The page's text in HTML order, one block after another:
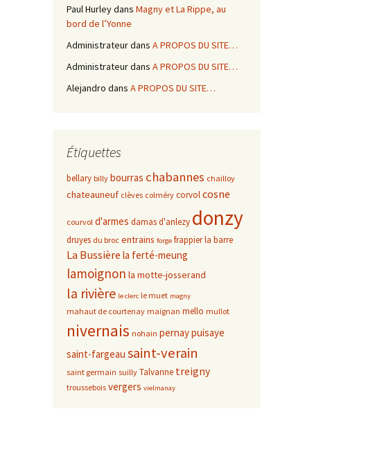
Paul Hurleydans Magny et La Rippe, au
bord de l’Yonne
Administrateurdans A PROPOS DU SITE…
Administrateurdans A PROPOS DU SITE…
Alejandro dans A PROPOS DU SITE…
Étiquettes
bellary billy bourras chabannes chailloy
chateauneuf clèves colméry corvolcosne
courvol d'armes damas d'anlezy donzy
druyes du broc entrains forge frappierla barre
La Bussière la ferté-meung
lamoignon la motte-josserand
la rivière le clerc le muet magny
mahaut de courtenay maignan mello mullot
nivernais nohain pernaypuisaye
saint-fargeau saint-verain
saint germain suilly Talvanne treigny
troussebois vergers vielmanay